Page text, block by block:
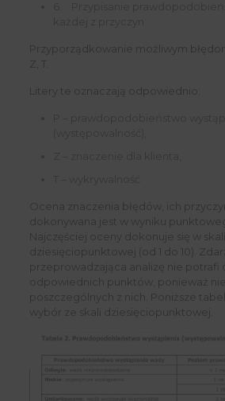
Przyporządkowanie możliwym
Z, T.
Litery te oznaczają odpowiednio:
Ocena znaczenia błędów, ich
dokonywana jest w wyniku
Najczęściej oceny dokonuje się w skali
dziesięciopunktowej (od 1 do 10).
przeprowadzająca analizę nie potrafi
odpowiednich punktów, ponieważ
poszczególnych z nich. Poniższe
wybór ze skali dziesięciopunktowej.